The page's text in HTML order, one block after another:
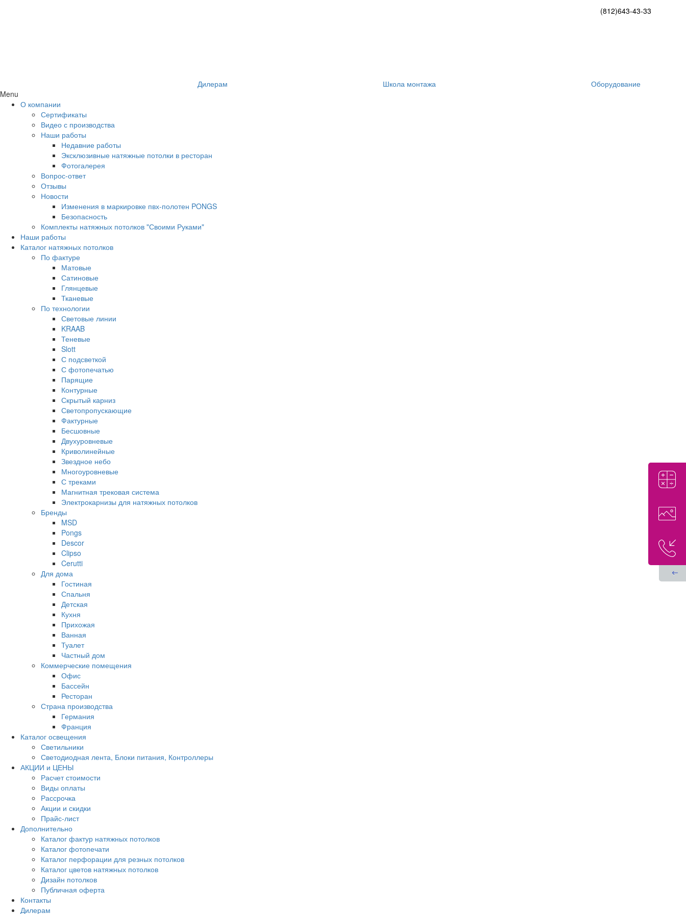
(812)643-43-33
Дилерам Школа монтажа
Оборудование
Menu
О компании
Сертификаты
Видео с производства
Наши работы
Недавние работы
Эксклюзивные натяжные потолки в ресторан
Фотогалерея
Вопрос-ответ
Отзывы
Новости
Изменения в маркировке пвх-полотен PONGS
Безопасность
Комплекты натяжных потолков "Своими Руками"
Наши работы
Каталог натяжных потолков
По фактуре
Матовые
Сатиновые
Глянцевые
Тканевые
По технологии
Световые линии
KRAAB
Теневые
Slott
С подсветкой
С фотопечатью
Парящие
Контурные
Скрытый карниз
Светопропускающие
Фактурные
Бесшовные
Двухуровневые
Криволинейные
Звездное небо
Многоуровневые
С треками
Магнитная трековая система
Электрокарнизы для натяжных потолков
Бренды
MSD
Pongs
Descor
Clipso
Cerutti
Для дома
Гостиная
Спальня
Детская
Кухня
Прихожая
Ванная
Туалет
Частный дом
Коммерческие помещения
Офис
Бассейн
Ресторан
Страна производства
Германия
Франция
Каталог освещения
Светильники
Светодиодная лента, Блоки питания, Контроллеры
АКЦИИ и ЦЕНЫ
Расчет стоимости
Виды оплаты
Рассрочка
Акции и скидки
Прайс-лист
Дополнительно
Каталог фактур натяжных потолков
Каталог фотопечати
Каталог перфорации для резных потолков
Каталог цветов натяжных потолков
Дизайн потолков
Публичная оферта
Контакты
Дилерам